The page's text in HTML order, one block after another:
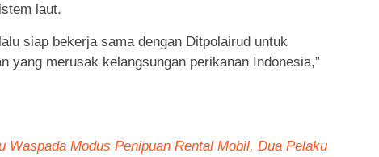
laut.
siap bekerja sama dengan Ditpolairud untuk
yang merusak kelangsungan perikanan Indonesia,”
Waspada Modus Penipuan Rental Mobil, Dua Pelaku